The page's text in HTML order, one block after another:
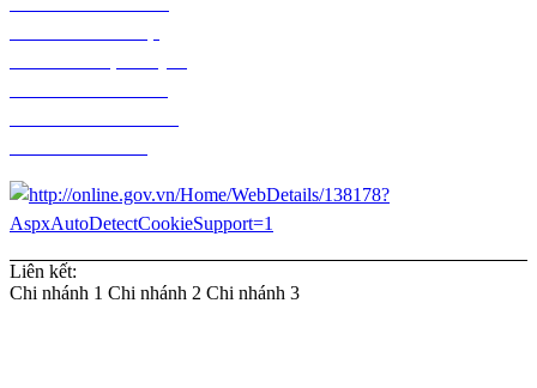
Liên kết:
Chi nhánh 1 Chi nhánh 2 Chi nhánh 3